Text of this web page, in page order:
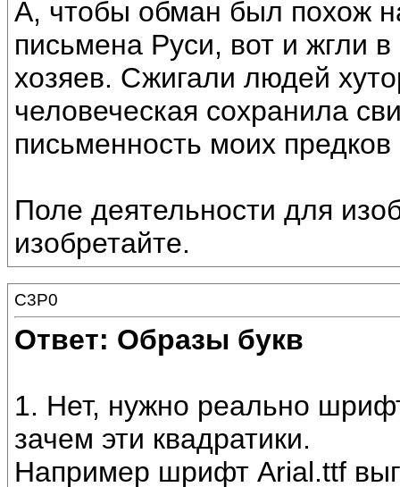
А, чтобы обман был похож
письмена Руси, вот и жгли
хозяев. Сжигали людей
человеческая сохранила
письменность моих
Поле деятельности для
изобретайте.
C3P0
Ответ: Образы букв
1. Нет, нужно реально
зачем эти квадратики.
Например шрифт Arial.ttf